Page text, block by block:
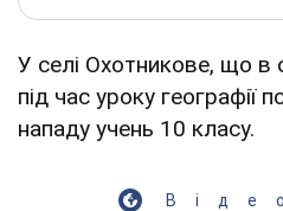
У селі Охотникове, що в
під час уроку географії
нападу учень 10 класу.